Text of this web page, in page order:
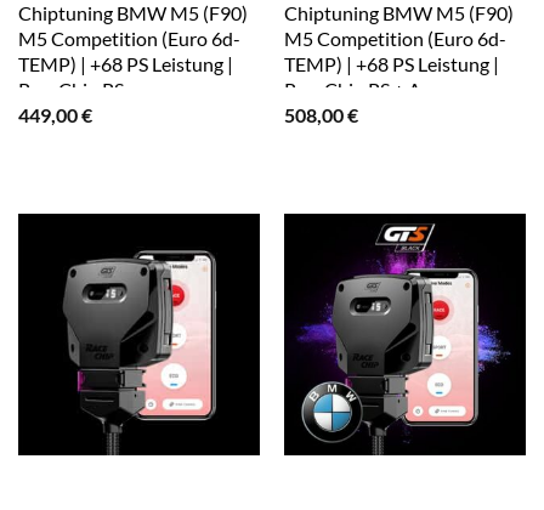
Chiptuning BMW M5 (F90)
M5 Competition (Euro 6d-
TEMP) | +68 PS Leistung |
RaceChip RS
449,00€
Chiptuning BMW M5 (F90)
M5 Competition (Euro 6d-
TEMP) | +68 PS Leistung |
RaceChip RS + App
508,00€